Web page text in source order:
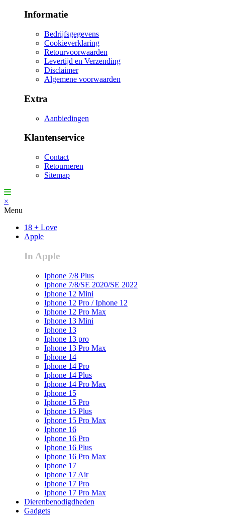
Informatie
Bedrijfsgegevens
Cookieverklaring
Retourvoorwaarden
Levertijd en Verzending
Disclaimer
Algemene voorwaarden
Extra
Aanbiedingen
Klantenservice
Contact
Retourneren
Sitemap
×
Menu
18 + Love
Apple
In Apple
Iphone 7/8 Plus
Iphone 7/8/SE 2020/SE 2022
Iphone 12 Mini
Iphone 12 Pro / Iphone 12
Iphone 12 Pro Max
Iphone 13 Mini
Iphone 13
Iphone 13 pro
Iphone 13 Pro Max
Iphone 14
Iphone 14 Pro
Iphone 14 Plus
Iphone 14 Pro Max
Iphone 15
Iphone 15 Pro
Iphone 15 Plus
Iphone 15 Pro Max
Iphone 16
Iphone 16 Pro
Iphone 16 Plus
Iphone 16 Pro Max
Iphone 17
Iphone 17 Air
Iphone 17 Pro
Iphone 17 Pro Max
Dierenbenodigdheden
Gadgets